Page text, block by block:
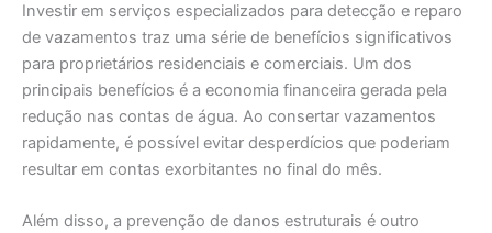
Investir em serviços especializados para detecção e reparo
de vazamentos traz uma série de benefícios significativos
para proprietários residenciais e comerciais. Um dos
principais benefícios é a economia financeira gerada pela
redução nas contas de água. Ao consertar vazamentos
rapidamente, é possível evitar desperdícios que poderiam
resultar em contas exorbitantes no final do mês.
Além disso, a prevenção de danos estruturais é outro